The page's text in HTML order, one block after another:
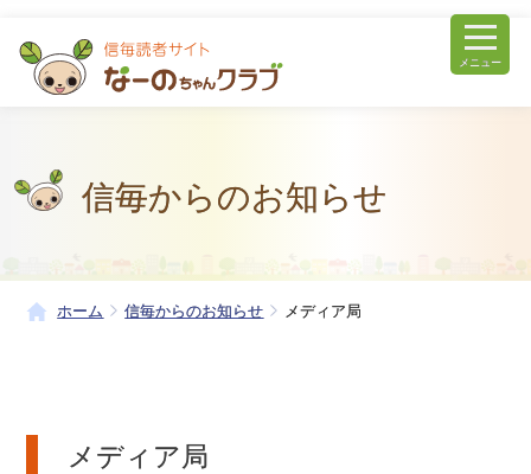
メニュー
信毎からのお知らせ
ホーム 信毎からのお知らせ メディア局
メディア局